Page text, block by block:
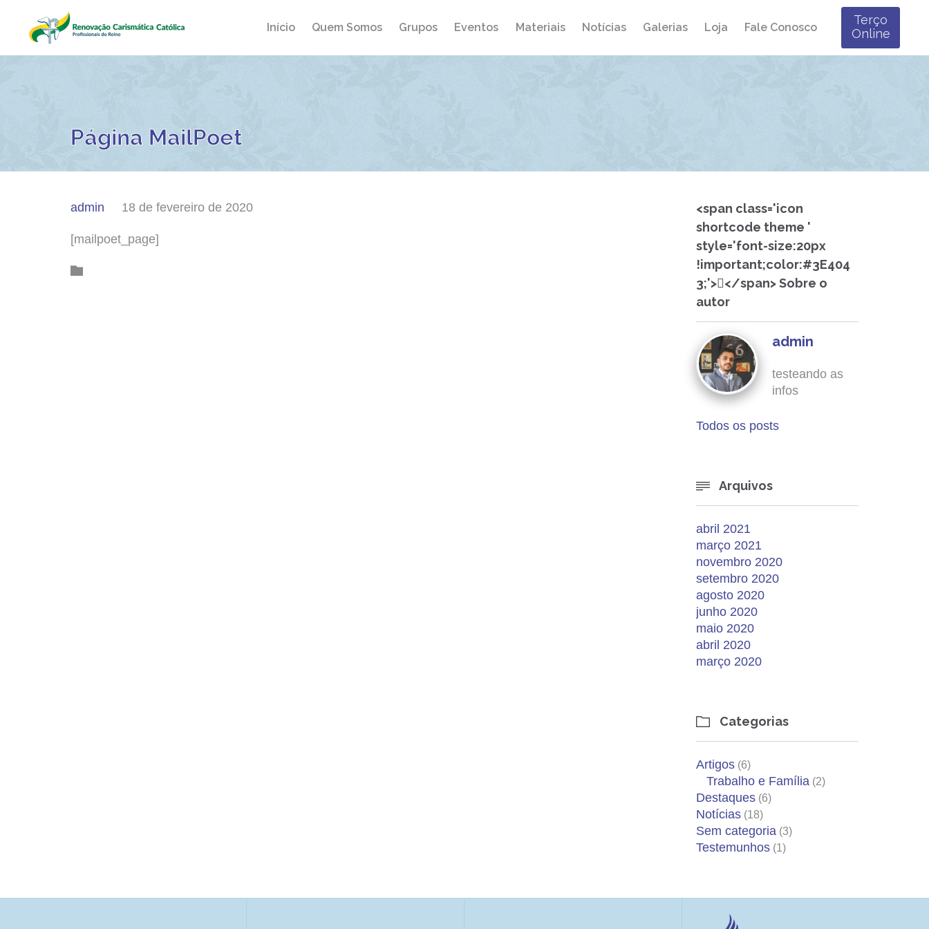
content
Início Quem Somos Grupos Eventos Materiais Notícias Galerias Loja Fale Conosco
Terço
Online
Página MailPoet
admin 18 de fevereiro de 2020
[mailpoet_page]

<span class='icon
shortcode theme '
style='font-size:20px
!important;color:#3E404
3;'></span> Sobre o
autor
admin
testeando as
infos
Todos os posts
 Arquivos
abril 2021
março 2021
novembro 2020
setembro 2020
agosto 2020
junho 2020
maio 2020
abril 2020
março 2020
 Categorias
Artigos (6)
Trabalho e Família (2)
Destaques (6)
Notícias (18)
Sem categoria (3)
Testemunhos (1)